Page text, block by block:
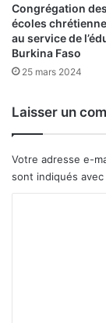
2
8
n
m
e
2
0
Congrégation
écoles
au service de
Burkina Faso
25 mars 2024
Laisser un
Votre adresse e-
sont indiqués avec